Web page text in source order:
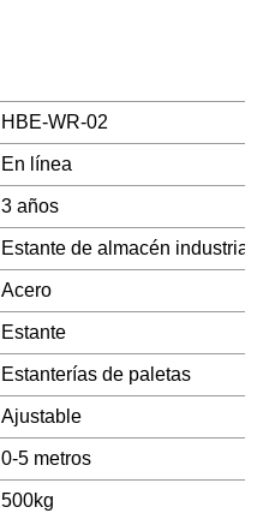
HBE-WR-02
En línea
3 años
Estante de almacén industrial
Acero
Estante
Estanterías de paletas
Ajustable
0-5 metros
500kg